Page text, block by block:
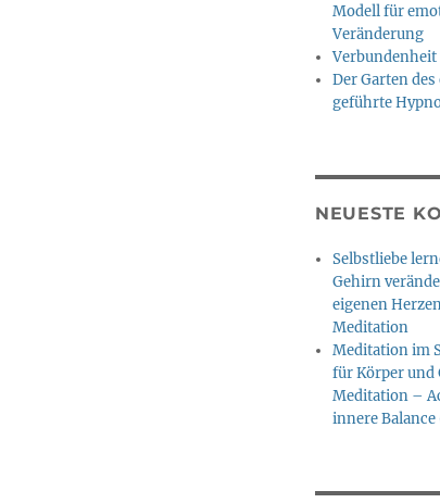
Modell für
Veränderung
Der Garten
geführte
NEUESTE
Selbstliebe
Gehirn
eigenen
Meditation
Meditation im
für Körper und
Meditation –
innere